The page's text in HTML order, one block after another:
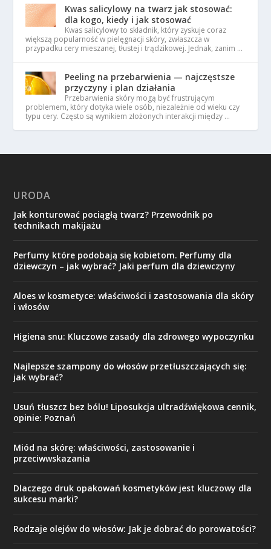
Kwas salicylowy na twarz jak stosować:
dla kogo, kiedy i jak stosować
Kwas salicylowy to składnik, który zyskuje coraz
większą popularność w pielęgnacji skóry, zwłaszcza w
przypadku cery mieszanej, tłustej i trądzikowej. Jednak, zanim …
Peeling na przebarwienia — najczęstsze
przyczyny i plan działania
Przebarwienia skóry mogą być frustrującym
problemem, który dotyka wiele osób, niezależnie od wieku czy
typu cery. Często są wynikiem złożonych interakcji między …
URODA
Jak konturować pociągłą twarz? Przewodnik po
technikach makijażu
Perfumy które podobają się kobietom. Perfumy dla
dziewczyn – jak wybrać? Jaki perfum dla dziewczyny
Aloes w kosmetyce: właściwości i zastosowania dla skóry
i włosów
Higiena snu: Kluczowe zasady dla zdrowego wypoczynku
Najlepsze szampony do włosów przetłuszczających się:
jak wybrać?
Usuń tłuszcz bez bólu! Liposukcja ultradźwiękowa cennik,
opinie: Poznań
Miód na skórę: właściwości, zastosowanie i
przeciwwskazania
Dlaczego druk opakowań kosmetyków jest kluczowy dla
sukcesu marki?
Rodzaje olejów do włosów: Jak je dobrać do porowatości?